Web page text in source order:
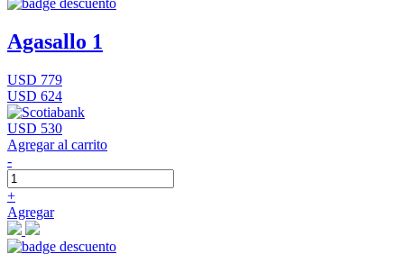
Agasallo 1
USD 779
USD 624
USD 530
Agregar al carrito
-
+
Agregar